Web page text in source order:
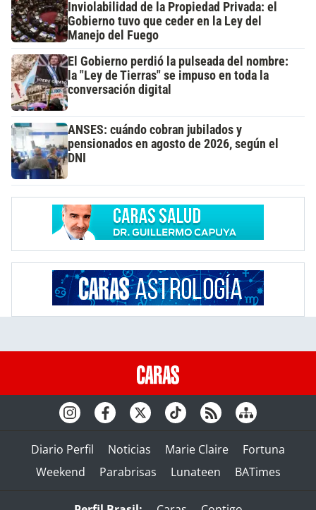
Inviolabilidad de la Propiedad Privada: el
Gobierno tuvo que ceder en la Ley del
Manejo del Fuego
El Gobierno perdió la pulseada del nombre:
la "Ley de Tierras" se impuso en toda la
conversación digital
ANSES: cuándo cobran jubilados y
pensionados en agosto de 2026, según el
DNI
Diario Perfil Noticias Marie Claire
Fortuna
Weekend
Parabrisas Lunateen BATimes